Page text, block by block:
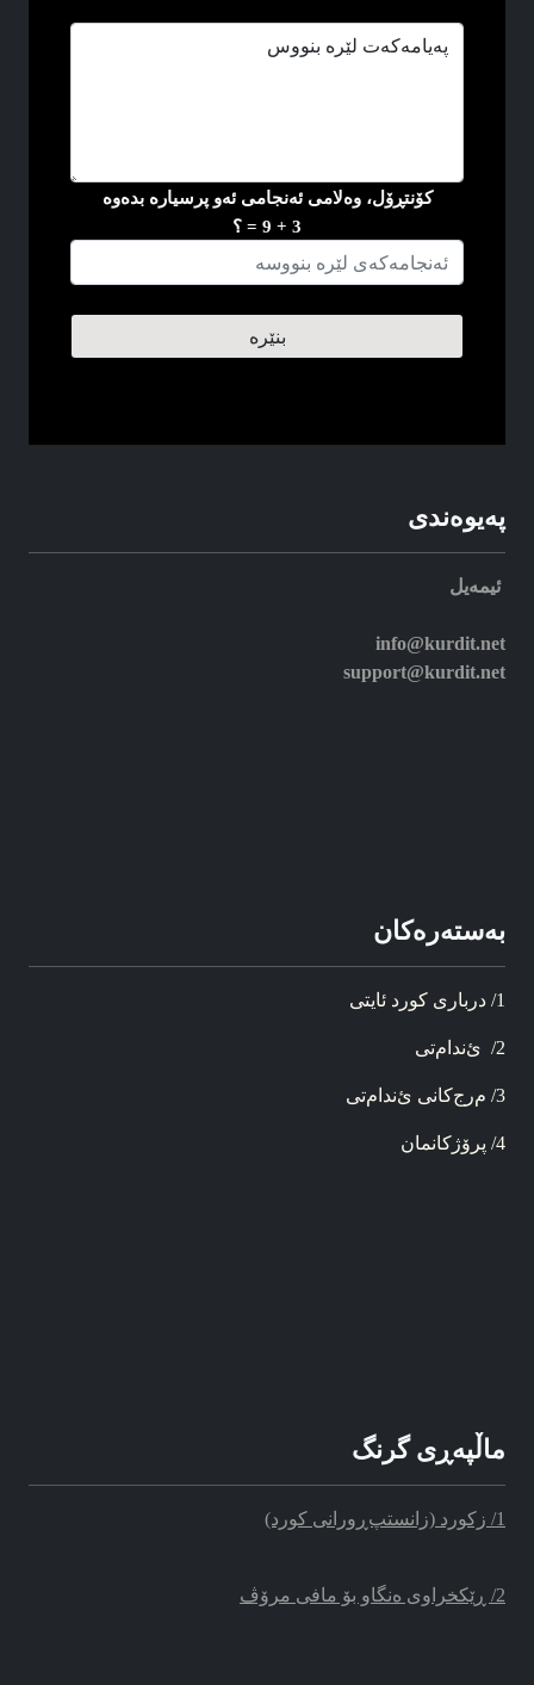
کۆنتڕۆل، وه‌لامی ئه‌نجامی ئه‌و پرسیاره‌ بده‌وه
3 + 9 = ؟
په‌یوه‌ندی
ئیمه‌یل
info@kurdit.net
support@kurdit.net
به‌سته‌ره‌کان
1/ د‌ربار‌ی کورد ئایتی
2/ ئ‌ندام‌تی
3/ م‌رج‌کانی ئ‌ندام‌تی
4/ پرۆژ‌کانمان
ماڵپه‌‌ڕی گرنگ
1/ زکورد (زانستپ‌ڕو‌رانی کورد)
2/ ڕێکخراوی ه‌نگاو بۆ مافی مرۆڤ